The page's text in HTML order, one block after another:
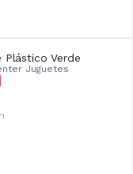
Plástico Verde
Juguetes